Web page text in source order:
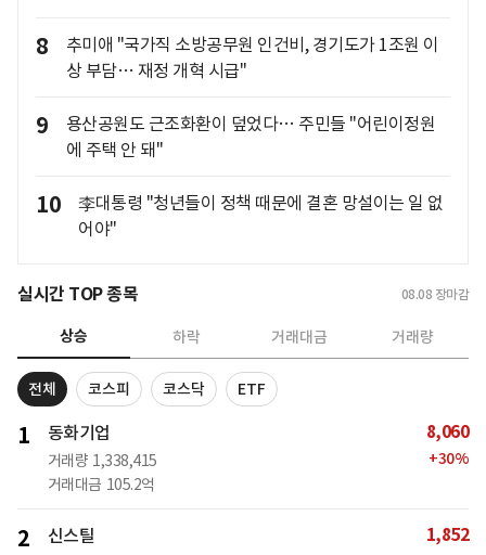
8
추미애 "국가직 소방공무원 인건비, 경기도가 1조원 이
상 부담… 재정 개혁 시급"
9
용산공원도 근조화환이 덮었다… 주민들 "어린이정원
에 주택 안 돼"
10
李대통령 "청년들이 정책 때문에 결혼 망설이는 일 없
어야"
실시간 TOP 종목 08.08 장마감
상승 하락 거래대금 거래량
전체 코스피 코스닥 ETF
1 동화기업
거래량 1,338,415
거래대금 105.2억
8,060
+30%
2 신스틸 1,852